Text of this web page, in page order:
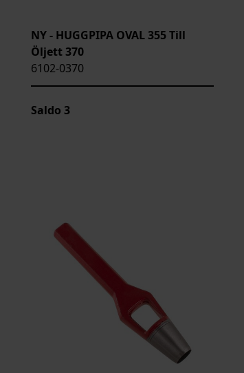
NY - HUGGPIPA OVAL 355 Till
Öljett 370
6102-0370
Saldo 3